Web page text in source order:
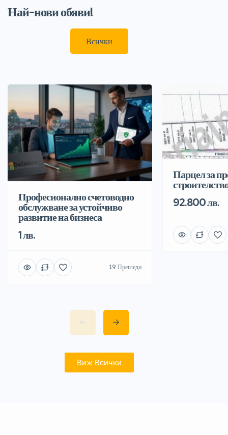
Най-нови обяви!
Всички
Професионално счетоводно
обслужване за устойчиво
развитие на бизнеса
1 лв.
19 Прегледи
Парцел за
92.800 лв.
Виж Всички